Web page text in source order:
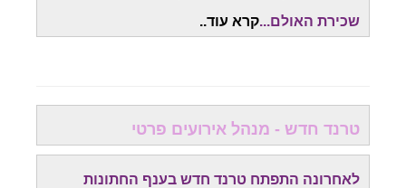
שכירת האולם...קרא עוד..
טרנד חדש - מנהל אירועים פרטי
לאחרונה התפתח טרנד חדש בענף החתונות